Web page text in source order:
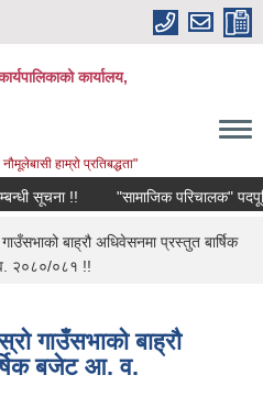
कार्यालय,
हाम्रो प्रतिबद्धता"
!! "सामाजिक परिचालक"
बाह्रौ अधिवेसनमा प्रस्तुत बार्षिक
२०८०/०८१ !!
गाउँसभाको बाह्रौ
बजेट आ. व.